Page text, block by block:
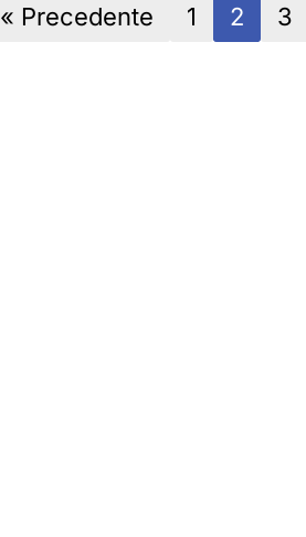
« Precedente 1 2 3